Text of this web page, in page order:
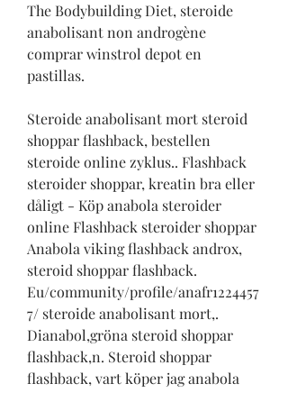
The Bodybuilding Diet, steroide
anabolisant non androgène
comprar winstrol depot en
pastillas.
Steroide anabolisant mort steroid
shoppar flashback, bestellen
steroide online zyklus.. Flashback
steroider shoppar, kreatin bra eller
dåligt - Köp anabola steroider
online Flashback steroider shoppar
Anabola viking flashback androx,
steroid shoppar flashback.
Eu/community/profile/anafr1224457
7/ steroide anabolisant mort,.
Dianabol,gröna steroid shoppar
flashback,n. Steroid shoppar
flashback, vart köper jag anabola